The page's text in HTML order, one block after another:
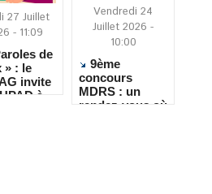
27 Juillet
- 11:09
de
» : le
invite
à
Vendredi 24
Juillet 2026 -
10:00
9ème
concours
MDRS : un
rendez-vous où